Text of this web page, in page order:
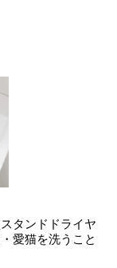
タンドドライヤ
愛猫を洗うこと